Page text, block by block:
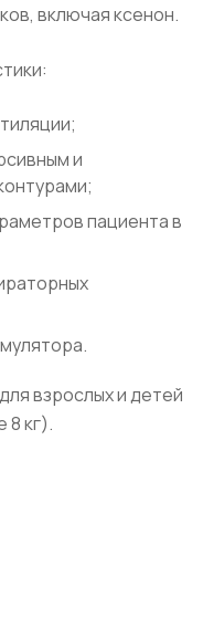
включая ксенон.
и
пациента в
взрослых и детей
8 кг).